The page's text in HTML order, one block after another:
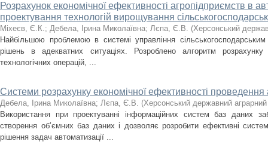
Розрахунок економічної ефективності агропідприємств в
проектування технологій вирощування
Міхеєв, Є.К.; Дебела, Ірина Миколаївна; Лєпа, Є.В. (Херсонський
Найбільшою проблемою в системі управління
рішень в адекватних ситуаціях. Розроблено алгоритм розрахунку
технологічних операцій, ...
Системи розрахунку економічної ефективності проведення
Дебела, Ірина Миколаївна; Лєпа, Є.В. (Херсонський державний аграрний
Використання при проектуванні інформаційних систем баз даних
створення об’ємних баз даних і дозволяє розробити ефективні
рішення задач автоматизації ...